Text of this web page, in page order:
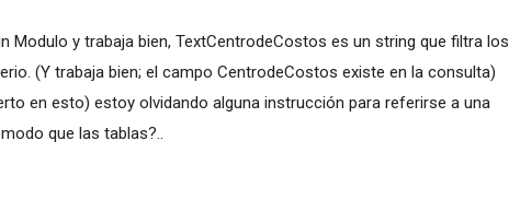
Modulo y trabaja bien, TextCentrodeCostos es un string que filtra los
(Y trabaja bien; el campo CentrodeCostos existe en la consulta)
en esto) estoy olvidando alguna instrucción para referirse a una
que las tablas?..